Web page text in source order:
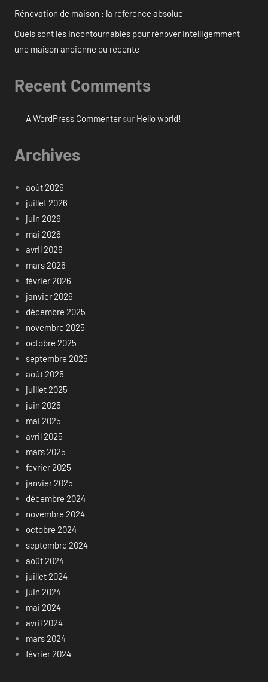
Rénovation de maison : la référence absolue
Quels sont les incontournables pour rénover intelligemment
une maison ancienne ou récente
Recent Comments
A WordPress Commentersur Hello world!
Archives
août 2026
juillet 2026
juin 2026
mai 2026
avril 2026
mars 2026
février 2026
janvier 2026
décembre 2025
novembre 2025
octobre 2025
septembre 2025
août 2025
juillet 2025
juin 2025
mai 2025
avril 2025
mars 2025
février 2025
janvier 2025
décembre 2024
novembre 2024
octobre 2024
septembre 2024
août 2024
juillet 2024
juin 2024
mai 2024
avril 2024
mars 2024
février 2024